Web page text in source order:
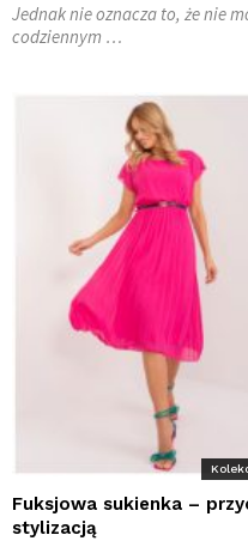
Jednak nie oznacza to, że nie
codziennym …
Fuksjowa sukienka –
stylizacją